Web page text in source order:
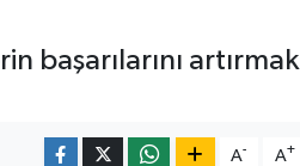
başarılarını artırmak
A- A+